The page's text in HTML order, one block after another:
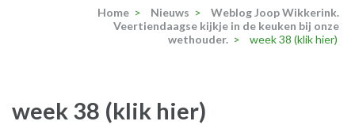
Home > Nieuws >
Weblog Joop Wikkerink.
Veertiendaagse kijkje in de keuken bij onze
wethouder. > week 38 (klik hier)
week 38 (klik hier)